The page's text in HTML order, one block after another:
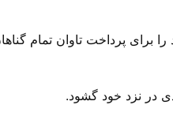
پرداخت تاوان تمام
در نزد خود گشود.